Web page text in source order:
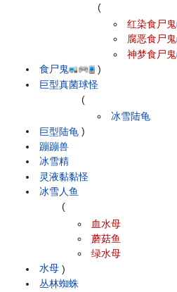
食尸鬼
(
红染食尸鬼
腐恶食尸鬼
神梦食尸鬼
)
巨型真菌球怪
巨型陆龟
(
冰雪陆龟
)
蹦蹦兽
冰雪精
灵液黏黏怪
冰雪人鱼
水母
(
血水母
蘑菇鱼
绿水母
)
丛林蜘蛛